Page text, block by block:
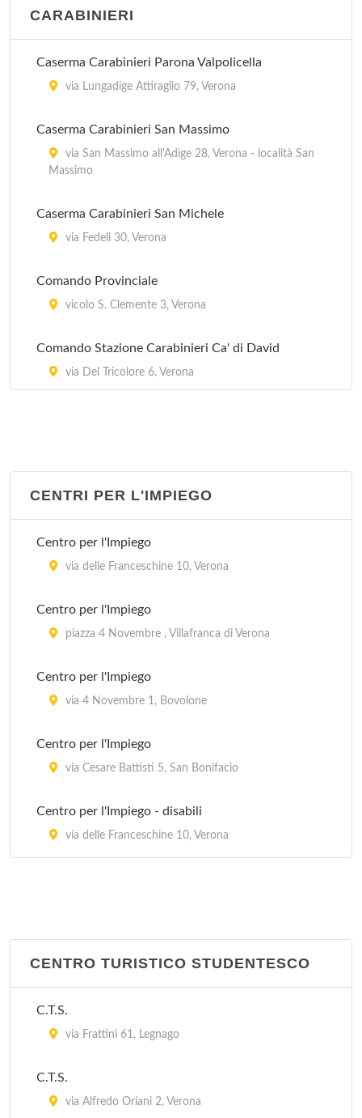
CARABINIERI
Caserma Carabinieri Parona Valpolicella
via Lungadige Attiraglio 79, Verona
Caserma Carabinieri San Massimo
via San Massimo all'Adige 28, Verona - località San
Massimo
Caserma Carabinieri San Michele
via Fedeli 30, Verona
Comando Provinciale
vicolo S. Clemente 3, Verona
Comando Stazione Carabinieri Ca' di David
via Del Tricolore 6, Verona
CENTRI PER L'IMPIEGO
Centro per l'Impiego
via delle Franceschine 10, Verona
Centro per l'Impiego
piazza 4 Novembre , Villafranca di Verona
Centro per l'Impiego
via 4 Novembre 1, Bovolone
Centro per l'Impiego
via Cesare Battisti 5, San Bonifacio
Centro per l'Impiego - disabili
via delle Franceschine 10, Verona
CENTRO TURISTICO STUDENTESCO
C.T.S.
via Frattini 61, Legnago
C.T.S.
via Alfredo Oriani 2, Verona